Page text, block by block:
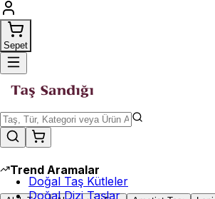
Sepet
Trend Aramalar
Doğal Taş Kütleler
Doğal Dizi Taşlar